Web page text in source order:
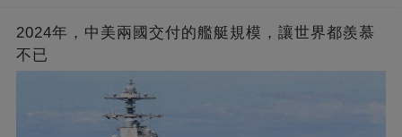
2024年，中美兩國交付的艦艇規模，讓世界都羨慕
不已